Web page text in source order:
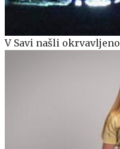
V Savi našli